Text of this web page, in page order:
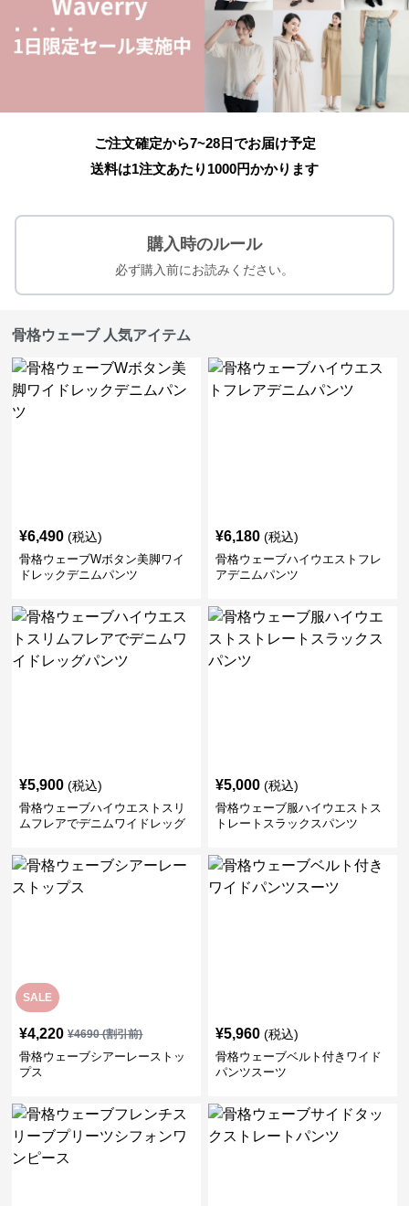
ご注文確定から7~28日でお届け予定
送料は1注文あたり 1000円かかります
購入時のルール
必ず購入前にお読みください。
骨格ウェーブ 人気アイテム
¥6,490 (税込)
骨格ウェーブWボタン美脚ワイ
ドレックデニムパンツ
¥6,180 (税込)
骨格ウェーブハイウエストフレ
アデニムパンツ
¥5,900 (税込)
骨格ウェーブハイウエストスリ
ムフレアでデニムワイドレッグ
¥5,000 (税込)
骨格ウェーブ服ハイウエストス
トレートスラックスパンツ
SALE
¥4,220 ¥4690(割引前)
骨格ウェーブシアーレーストッ
プス
¥5,960 (税込)
骨格ウェーブベルト付きワイド
パンツスーツ